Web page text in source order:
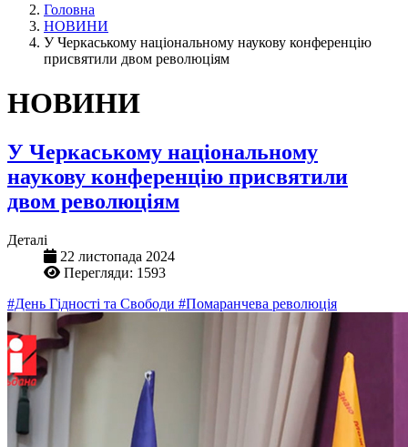
Головна
НОВИНИ
У Черкаському національному наукову конференцію
присвятили двом революціям
НОВИНИ
У Черкаському національному
наукову конференцію присвятили
двом революціям
Деталі
22 листопада 2024
Перегляди: 1593
#День Гідності та Свободи #Помаранчева революція